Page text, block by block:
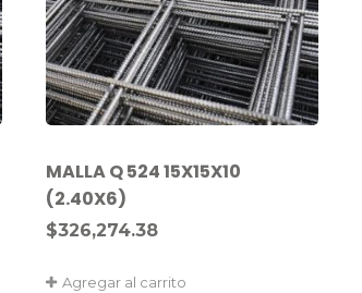
MALLA Q 524 15X15X10
(2.40X6)
$326,274.38
Agregar al carrito